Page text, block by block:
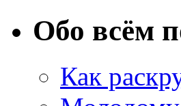
Обо всём
Как